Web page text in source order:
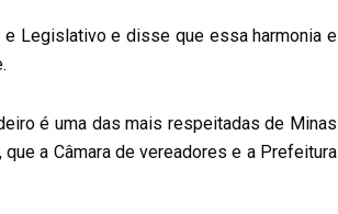
Legislativo e disse que essa harmonia e
é uma das mais respeitadas de Minas
a Câmara de vereadores e a Prefeitura